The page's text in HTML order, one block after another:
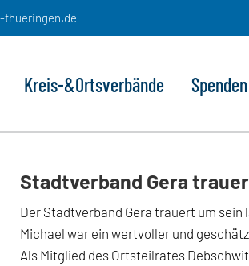
thueringen.de
Kreis-&Ortsverbände Spenden
Stadtverband Gera
Der Stadtverband Gera trauert um
Michael war ein wertvoller und
Als Mitglied des Ortsteilrates